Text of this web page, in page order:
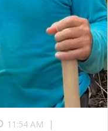
11:54 AM |